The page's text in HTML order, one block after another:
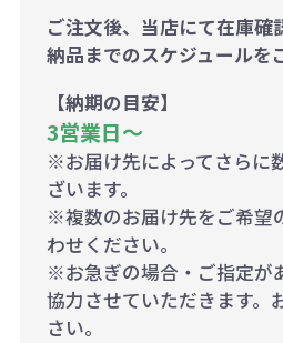
ご注文後、当店にて在庫確
納品までのスケジュールを
【納期の目安】
3営業日〜
※お届け先によってさらに
ざいます。
※複数のお届け先をご希望
わせください。
※お急ぎの場合・ご指定が
協力させていただきます。
さい。